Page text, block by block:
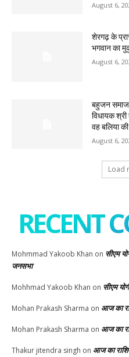
August 6,
शेरगढ़ के
भगवान का
August 6,
बहुजन समाज
विधायक
वह बलिया की
August 6,
Load
RECENT
Mohmmad Yakoob Khan on सीएम
जनसभा
Mohhmad Yakoob Khan on सीएम
Mohan Prakash Sharma on आज का
Mohan Prakash Sharma on आज का
Thakur jitendra singh on आज का